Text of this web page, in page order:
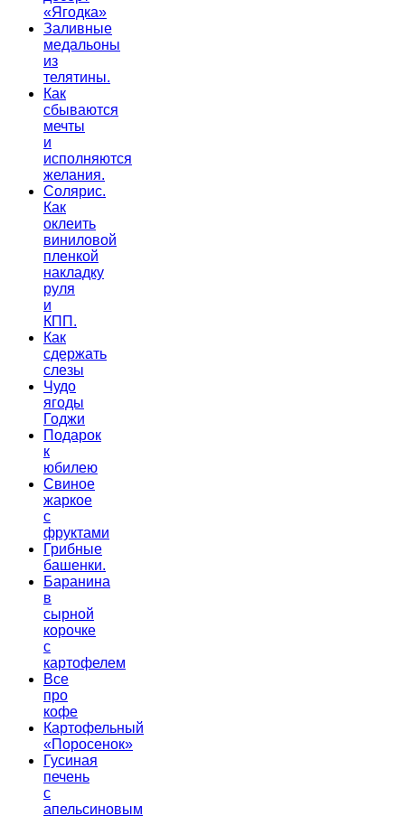
«Ягодка»
Заливные
медальоны
из
телятины.
Как
сбываются
мечты
и
исполняются
желания.
Солярис.
Как
оклеить
виниловой
пленкой
накладку
руля
и
КПП.
Как
сдержать
слезы
Чудо
ягоды
Годжи
Подарок
к
юбилею
Свиное
жаркое
с
фруктами
Грибные
башенки.
Баранина
в
сырной
корочке
с
картофелем
Все
про
кофе
Картофельный
«Поросенок»
Гусиная
печень
с
апельсиновым